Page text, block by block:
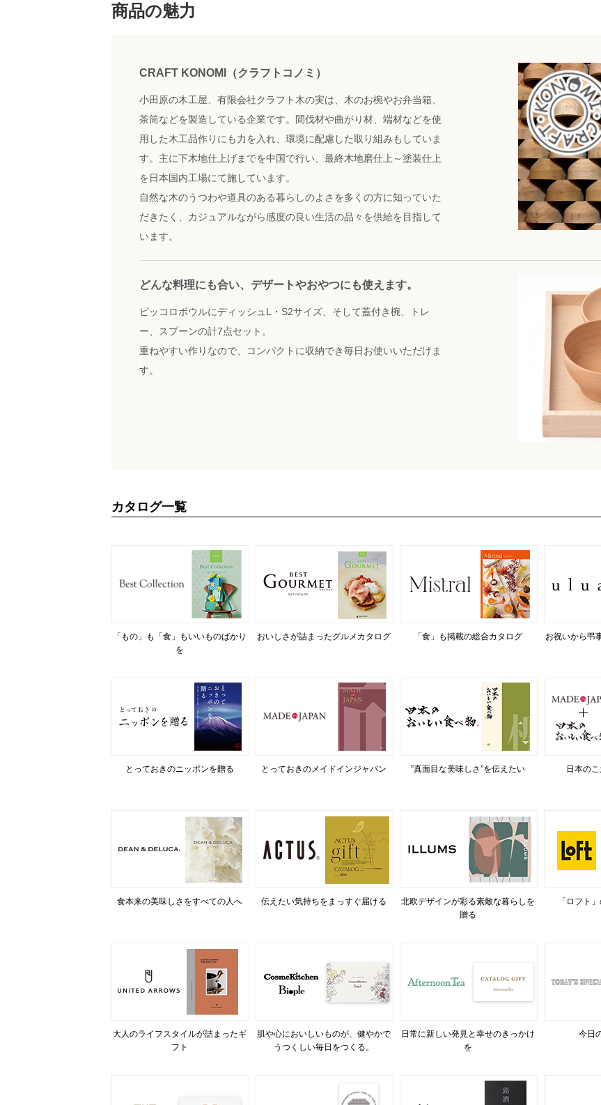
商品の魅力
CRAFT KONOMI（クラフトコノミ）
小田原の木工屋、有限会社クラフト木の実は、木のお椀やお弁当箱、
茶筒などを製造している企業です。間伐材や曲がり材、端材などを使
用した木工品作りにも力を入れ、環境に配慮した取り組みもしていま
す。主に下木地仕上げまでを中国で行い、最終木地磨仕上～塗装仕上
を日本国内工場にて施しています。
自然な木のうつわや道具のある暮らしのよさを多くの方に知っていた
だきたく、カジュアルながら感度の良い生活の品々を供給を目指して
います。
どんな料理にも合い、デザートやおやつにも使えます。
ピッコロボウルにディッシュL・S2サイズ、そして蓋付き椀、トレ
ー、スプーンの計7点セット。
重ねやすい作りなので、コンパクトに収納でき毎日お使いいただけま
す。
カタログ一覧
「もの」も「食」もいいものばかり
を
おいしさが詰まったグルメカタログ 「食」も掲載の総合カタログ
お祝いから弔
とっておきのニッポンを贈る とっておきのメイドインジャパン ”真面目な美味しさ”を伝えたい 日本の
食本来の美味しさをすべての人へ 伝えたい気持ちをまっすぐ届ける
北欧デザインが彩る素敵な暮らしを
贈る
「ロフト
大人のライフスタイルが詰まったギ
フト
肌や心においしいものが、健やかで
うつくしい毎日をつくる。
日常に新しい発見と幸せのきっかけ
を
今日